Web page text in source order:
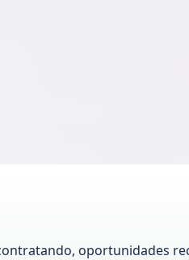
oportunidades